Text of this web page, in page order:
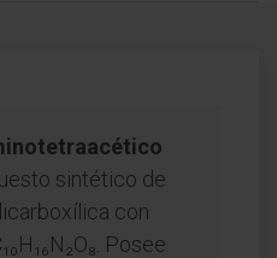
sintético de
con
Posee